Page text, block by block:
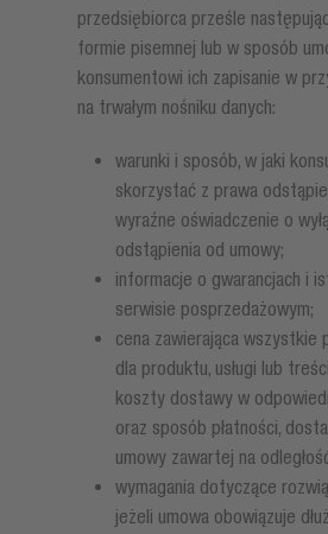
przedsiębiorca prześle
formie pisemnej lub w sposób
konsumentowi ich zapisanie w
na trwałym nośniku danych:
warunki i sposób, w jaki
skorzystać z prawa
wyraźne oświadczenie o
odstąpienia od umowy;
informacje o gwarancjach i
serwisie posprzedażowym;
cena zawierająca wszystkie
dla produktu, usługi lub
koszty dostawy w
oraz sposób płatności,
umowy zawartej na
wymagania dotyczące
jeżeli umowa obowiązuje